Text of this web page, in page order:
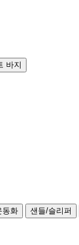
바지
동화 샌들/슬리퍼